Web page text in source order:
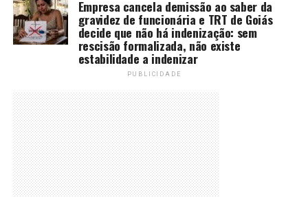
Empresa cancela demissão ao saber da
gravidez de funcionária e TRT de Goiás
decide que não há indenização: sem
rescisão formalizada, não existe
estabilidade a indenizar
PUBLICIDADE